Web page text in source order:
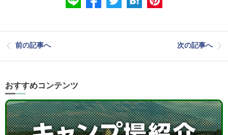
前の記事へ 次の記事へ
おすすめコンテンツ